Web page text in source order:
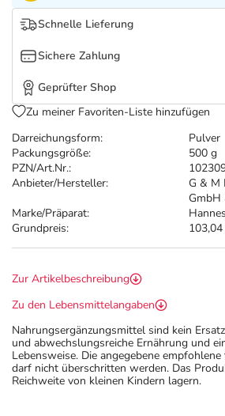
Tierapotheke
Vitamine & Mineralstoffe
Marken
Salus Deals
Darreichungsform:
Pulver
Packungsgröße:
500 g
PZN/Art.Nr.:
Anbieter/Hersteller:
G & M
GmbH
Marke/Präparat:
Grundpreis:
Schnelle Lieferung
Sichere Zahlung
Geprüfter Shop
Zu meiner Favoriten-Liste hinzufügen
Zur Artikelbeschreibung
Zu den Lebensmittelangaben
Nahrungsergänzungsmittel sind kein
und abwechslungsreiche Ernährung und
Lebensweise. Die angegebene
darf nicht überschritten werden. Das
Reichweite von kleinen Kindern lagern.